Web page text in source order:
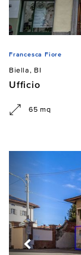
Francesca Fiore
Biella, BI
Ufficio
65 mq